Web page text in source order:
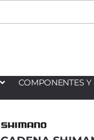
COMPONENTES Y